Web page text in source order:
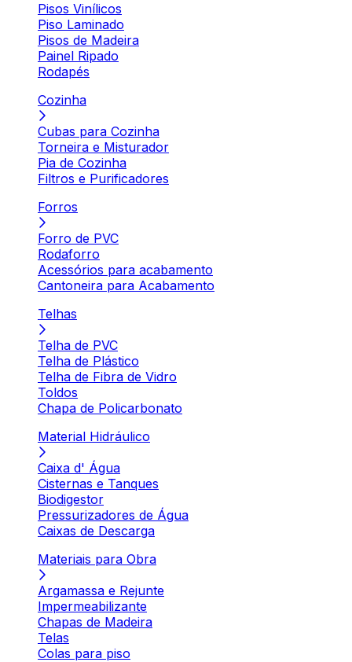
Pisos Vinílicos
Piso Laminado
Pisos de Madeira
Painel Ripado
Rodapés
Cozinha
Cubas para Cozinha
Torneira e Misturador
Pia de Cozinha
Filtros e Purificadores
Forros
Forro de PVC
Rodaforro
Acessórios para acabamento
Cantoneira para Acabamento
Telhas
Telha de PVC
Telha de Plástico
Telha de Fibra de Vidro
Toldos
Chapa de Policarbonato
Material Hidráulico
Caixa d' Água
Cisternas e Tanques
Biodigestor
Pressurizadores de Água
Caixas de Descarga
Materiais para Obra
Argamassa e Rejunte
Impermeabilizante
Chapas de Madeira
Telas
Colas para piso